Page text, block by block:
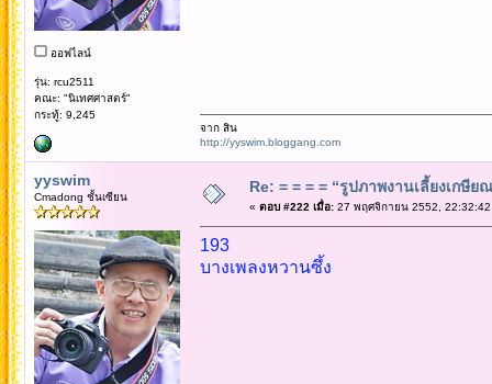
ออฟไลน์
รุ่น: rcu2511
คณะ: "นิเทศศาสตร์"
กระทู้: 9,245
จาก สิน
http://yyswim.bloggang.com
yyswim
Cmadong ชั้นเซียน
Re: = = = = “รูปภาพงานเลี้ยงเกษี
« ตอบ #222 เมื่อ:27 พฤศจิกายน 2552, 22:32:42
193
บางเพลงหวานซึ้ง